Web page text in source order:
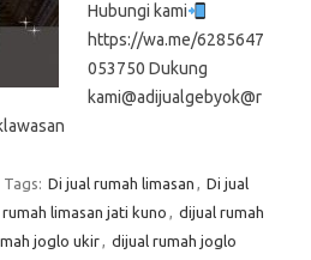
Hubungi kami
https://wa.me/6285647
053750 Dukung
kami@adijualgebyok@r
Tags: Di jual rumah limasan , Di jual
rumah limasan jati kuno , dijual rumah
joglo ukir, dijual rumah joglo